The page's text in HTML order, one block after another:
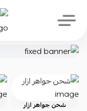
شحن جواهر ازار